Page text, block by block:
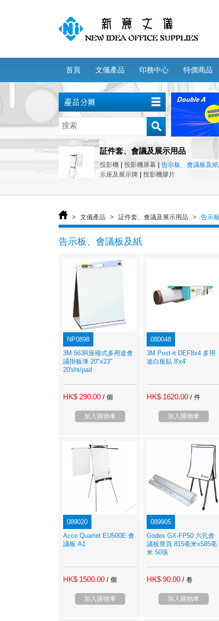
首頁 文儀產品 印務中心 特價商品
証件套、會議及展示用品
投影機 投影機屏幕 告示板、會議板及紙
示座及展示牌
投影機膠片
> 文儀產品 > 証件套、會議及展示用品 > 告示
告示板、會議板及紙
NP0898
3M 563R座檯式多用途會
議掛板簿 20"x23"
20'sht/pad
HK$ 290.00 / 個
加入購物車
080048
3M Post-it DEF8x4 多用
途白板貼 8'x4'
HK$ 1620.00 / 件
加入購物車
089020
Acco Quartet EU500E 會
議板 A1
HK$ 1500.00 / 個
加入購物車
089905
Godex GX-FP50 六孔會
議板替頁 815亳米x585亳
米 50張
HK$ 90.00 / 卷
加入購物車